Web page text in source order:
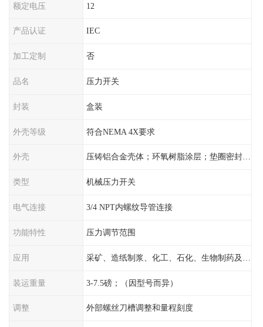
额定电压 12
产品认证 IEC
加工定制 否
品名 压力开关
封装 盒装
外壳等级 符合NEMA 4X要求
外壳 压铸铝合金壳体；环氧树脂涂层；垫圈密封；卡紧螺丝
类型 机械压力开关
电气连接 3/4 NPT内螺纹导管连接
功能特性 压力调节范围
应用
装运重量 3-7.5磅；（因型号而异）
调整 外部螺丝刀槽调整和量程刻度